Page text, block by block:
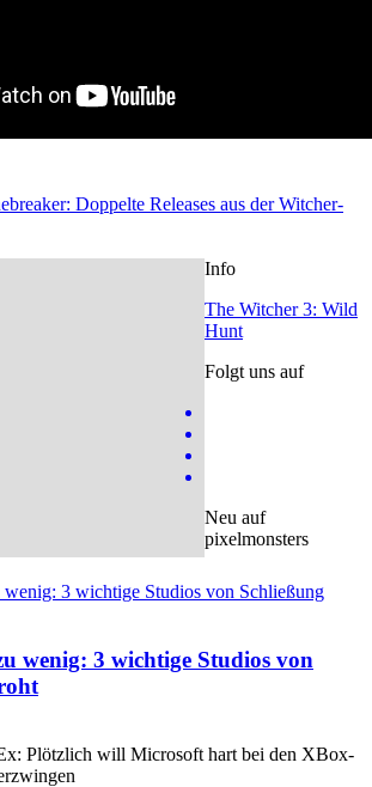
Doppelte Releases aus der Witcher-
Info
The Witcher 3: Wild
Hunt
Folgt uns auf
Neu auf
pixelmonsters
wenig: 3 wichtige Studios von
Plötzlich will Microsoft hart bei den XBox-